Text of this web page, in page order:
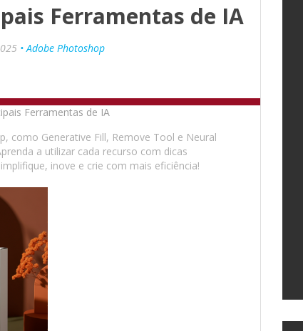
Ferramentas de IA
• Adobe Photoshop
como Generative Fill, Remove Tool e Neural
a utilizar cada recurso com dicas
inove e crie com mais eficiência!